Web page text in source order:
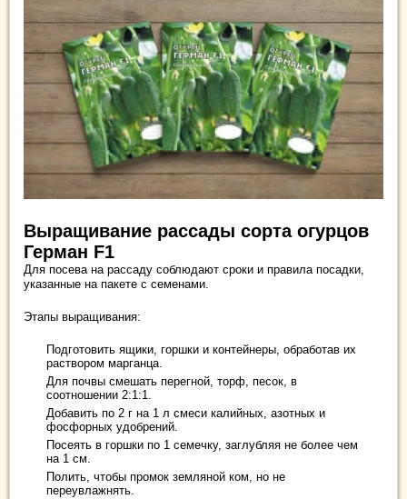
Выращивание рассады сорта огурцов
Герман F1
Для посева на рассаду соблюдают сроки и правила посадки,
указанные на пакете с семенами.
Этапы выращивания:
Подготовить ящики, горшки и контейнеры, обработав их
раствором марганца.
Для почвы смешать перегной, торф, песок, в
соотношении 2:1:1.
Добавить по 2 г на 1 л смеси калийных, азотных и
фосфорных удобрений.
Посеять в горшки по 1 семечку, заглубляя не более чем
на 1 см.
Полить, чтобы промок земляной ком, но не
переувлажнять.